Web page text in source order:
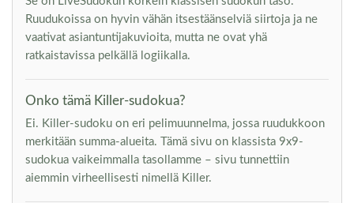
Ruudukoissa on hyvin vähän itsestäänselviä siirtoja ja ne
vaativat asiantuntijakuvioita, mutta ne ovat yhä
ratkaistavissa pelkällä logiikalla.
Onko tämä Killer-sudokua?
Ei. Killer-sudoku on eri pelimuunnelma, jossa ruudukkoon
merkitään summa-alueita. Tämä sivu on klassista 9x9-
sudokua vaikeimmalla tasollamme – sivu tunnettiin
aiemmin virheellisesti nimellä Killer.